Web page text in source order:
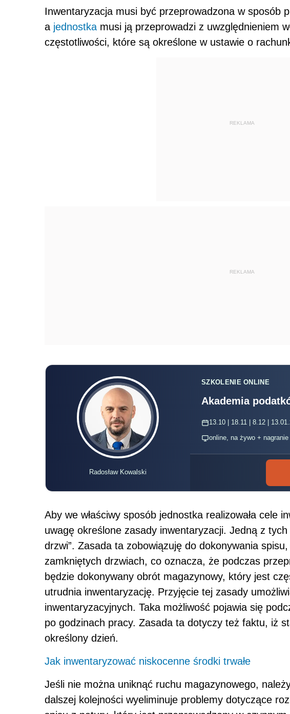
Inwentaryzacja musi być przeprowadzona w sposób
a jednostka musi ją przeprowadzi z uwzględnieniem
częstotliwości, które są określone w ustawie o
REKLAMA
REKLAMA
Radosław Kowalski
SZKOLENIE ONLINE
Akademia
13.10 | 18.11 | 8.12 |
online, na żywo + nagranie
Aby we właściwy sposób jednostka realizowała cele
uwagę określone zasady inwentaryzacji. Jedną z
drzwi”. Zasada ta zobowiązuję do dokonywania
zamkniętych drzwiach, co oznacza, że podczas
będzie dokonywany obrót magazynowy, który jest
utrudnia inwentaryzację. Przyjęcie tej zasady
inwentaryzacyjnych. Taka możliwość pojawia się
po godzinach pracy. Zasada ta dotyczy też faktu, iż
określony dzień.
Jak inwentaryzować niskocenne środki trwałe
Jeśli nie można uniknąć ruchu magazynowego,
dalszej kolejności wyeliminuje problemy dotyczące